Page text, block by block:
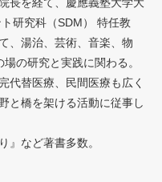
長を経て、慶應義塾大学大
研究科（SDM） 特任教
、湯治、芸術、音楽、物
の研究と実践に関わる。
代替医療、民間医療も広く
と橋を架ける活動に従事し
』など著書多数。